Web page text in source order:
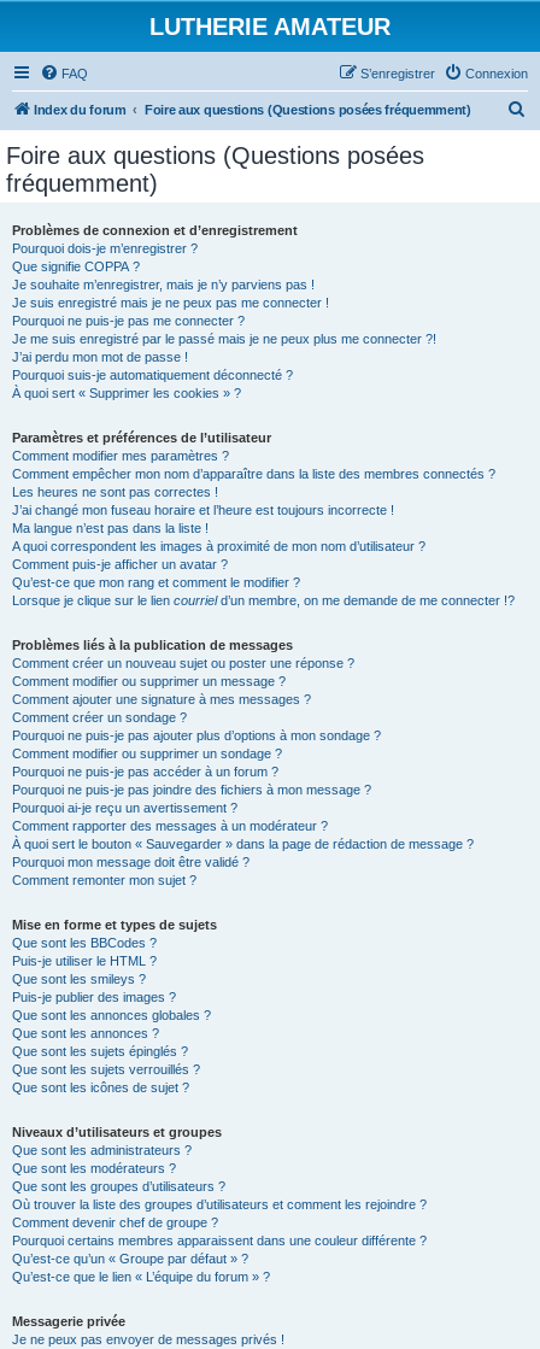
LUTHERIE AMATEUR
FAQ Connexion
S’enregistrer
Index du forum Foire aux questions (Questions posées fréquemment)
Foire aux questions (Questions posées
fréquemment)
Problèmes de connexion et d’enregistrement
Pourquoi dois-je m’enregistrer ?
Que signifie COPPA ?
Je souhaite m’enregistrer, mais je n’y parviens pas !
Je suis enregistré mais je ne peux pas me connecter !
Pourquoi ne puis-je pas me connecter ?
Je me suis enregistré par le passé mais je ne peux plus me connecter ?!
J’ai perdu mon mot de passe !
Pourquoi suis-je automatiquement déconnecté ?
À quoi sert « Supprimer les cookies » ?
Paramètres et préférences de l’utilisateur
Comment modifier mes paramètres ?
Comment empêcher mon nom d’apparaître dans la liste des membres connectés ?
Les heures ne sont pas correctes !
J’ai changé mon fuseau horaire et l’heure est toujours incorrecte !
Ma langue n’est pas dans la liste !
A quoi correspondent les images à proximité de mon nom d’utilisateur ?
Comment puis-je afficher un avatar ?
Qu’est-ce que mon rang et comment le modifier ?
Lorsque je clique sur le lien courrield’un membre, on me demande de me connecter !?
Problèmes liés à la publication de messages
Comment créer un nouveau sujet ou poster une réponse ?
Comment modifier ou supprimer un message ?
Comment ajouter une signature à mes messages ?
Comment créer un sondage ?
Pourquoi ne puis-je pas ajouter plus d’options à mon sondage ?
Comment modifier ou supprimer un sondage ?
Pourquoi ne puis-je pas accéder à un forum ?
Pourquoi ne puis-je pas joindre des fichiers à mon message ?
Pourquoi ai-je reçu un avertissement ?
Comment rapporter des messages à un modérateur ?
À quoi sert le bouton « Sauvegarder » dans la page de rédaction de message ?
Pourquoi mon message doit être validé ?
Comment remonter mon sujet ?
Mise en forme et types de sujets
Que sont les BBCodes ?
Puis-je utiliser le HTML ?
Que sont les smileys ?
Puis-je publier des images ?
Que sont les annonces globales ?
Que sont les annonces ?
Que sont les sujets épinglés ?
Que sont les sujets verrouillés ?
Que sont les icônes de sujet ?
Niveaux d’utilisateurs et groupes
Que sont les administrateurs ?
Que sont les modérateurs ?
Que sont les groupes d’utilisateurs ?
Où trouver la liste des groupes d’utilisateurs et comment les rejoindre ?
Comment devenir chef de groupe ?
Pourquoi certains membres apparaissent dans une couleur différente ?
Qu’est-ce qu’un « Groupe par défaut » ?
Qu’est-ce que le lien « L’équipe du forum » ?
Messagerie privée
Je ne peux pas envoyer de messages privés !